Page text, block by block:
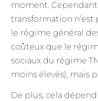
moment.
transformation
le régime général
coûteux que le
sociaux du régime
moins élevés), mais
De plus, cela